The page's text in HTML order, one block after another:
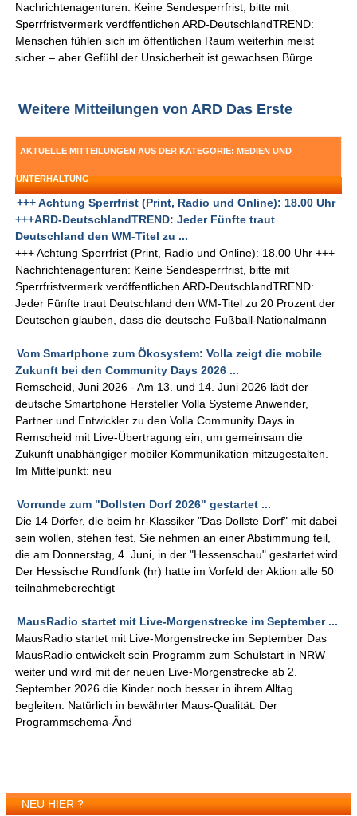
Nachrichtenagenturen: Keine Sendesperrfrist, bitte mit
Sperrfristvermerk veröffentlichen ARD-DeutschlandTREND:
Menschen fühlen sich im öffentlichen Raum weiterhin meist
sicher – aber Gefühl der Unsicherheit ist gewachsen Bürge
Weitere Mitteilungen von ARD Das Erste
AKTUELLE MITTEILUNGEN AUS DER KATEGORIE: MEDIEN UND
UNTERHALTUNG
+++ Achtung Sperrfrist (Print, Radio und Online): 18.00 Uhr
+++ARD-DeutschlandTREND: Jeder Fünfte traut
Deutschland den WM-Titel zu ...
+++ Achtung Sperrfrist (Print, Radio und Online): 18.00 Uhr +++
Nachrichtenagenturen: Keine Sendesperrfrist, bitte mit
Sperrfristvermerk veröffentlichen ARD-DeutschlandTREND:
Jeder Fünfte traut Deutschland den WM-Titel zu 20 Prozent der
Deutschen glauben, dass die deutsche Fußball-Nationalmann
Vom Smartphone zum Ökosystem: Volla zeigt die mobile
Zukunft bei den Community Days 2026 ...
Remscheid, Juni 2026 - Am 13. und 14. Juni 2026 lädt der
deutsche Smartphone Hersteller Volla Systeme Anwender,
Partner und Entwickler zu den Volla Community Days in
Remscheid mit Live-Übertragung ein, um gemeinsam die
Zukunft unabhängiger mobiler Kommunikation mitzugestalten.
Im Mittelpunkt: neu
Vorrunde zum "Dollsten Dorf 2026" gestartet ...
Die 14 Dörfer, die beim hr-Klassiker "Das Dollste Dorf" mit dabei
sein wollen, stehen fest. Sie nehmen an einer Abstimmung teil,
die am Donnerstag, 4. Juni, in der "Hessenschau" gestartet wird.
Der Hessische Rundfunk (hr) hatte im Vorfeld der Aktion alle 50
teilnahmeberechtigt
MausRadio startet mit Live-Morgenstrecke im September ...
MausRadio startet mit Live-Morgenstrecke im September Das
MausRadio entwickelt sein Programm zum Schulstart in NRW
weiter und wird mit der neuen Live-Morgenstrecke ab 2.
September 2026 die Kinder noch besser in ihrem Alltag
begleiten. Natürlich in bewährter Maus-Qualität. Der
Programmschema-Änd
NEU HIER ?